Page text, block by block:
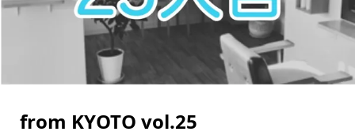
from KYOTO vol.25